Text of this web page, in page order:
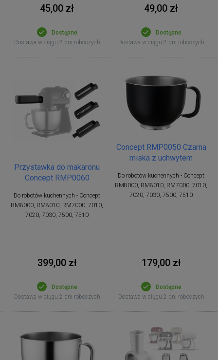
45,00 zł
Dostępne
Dostawa w ciągu 2 dni roboczych
49,00 zł
Dostępne
Dostawa w ciągu 2 dni roboczych
Przystawka do makaronu
Concept RMP0060
Do robotów kuchennych - Concept
RM8000, RM8010, RM7000, 7010,
7020, 7030, 7500, 7510
399,00 zł
Dostępne
Dostawa w ciągu 2 dni roboczych
Concept RMP0050 Czarna
miska z uchwytem
Do robotów kuchennych - Concept
RM8000, RM8010, RM7000, 7010,
7020, 7030, 7500, 7510
179,00 zł
Dostępne
Dostawa w ciągu 2 dni roboczych